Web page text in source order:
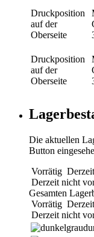
Druckposition
auf der
Oberseite
Druckposition
auf der
Oberseite
Die aktuellen
Button
Vorrätig
Derzeit nicht
Gesamten
Vorrätig
Derzeit nicht